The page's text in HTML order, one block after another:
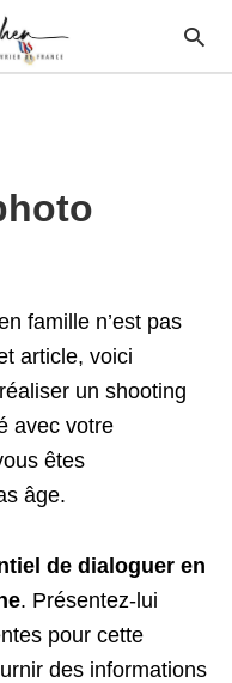
famille n’est pas
article, voici
un shooting
avec votre
êtes
âge.
de dialoguer en
. Présentez-lui
pour cette
des informations